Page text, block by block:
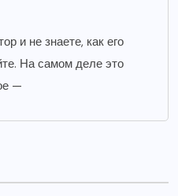
и не знаете, как его
На самом деле это
—